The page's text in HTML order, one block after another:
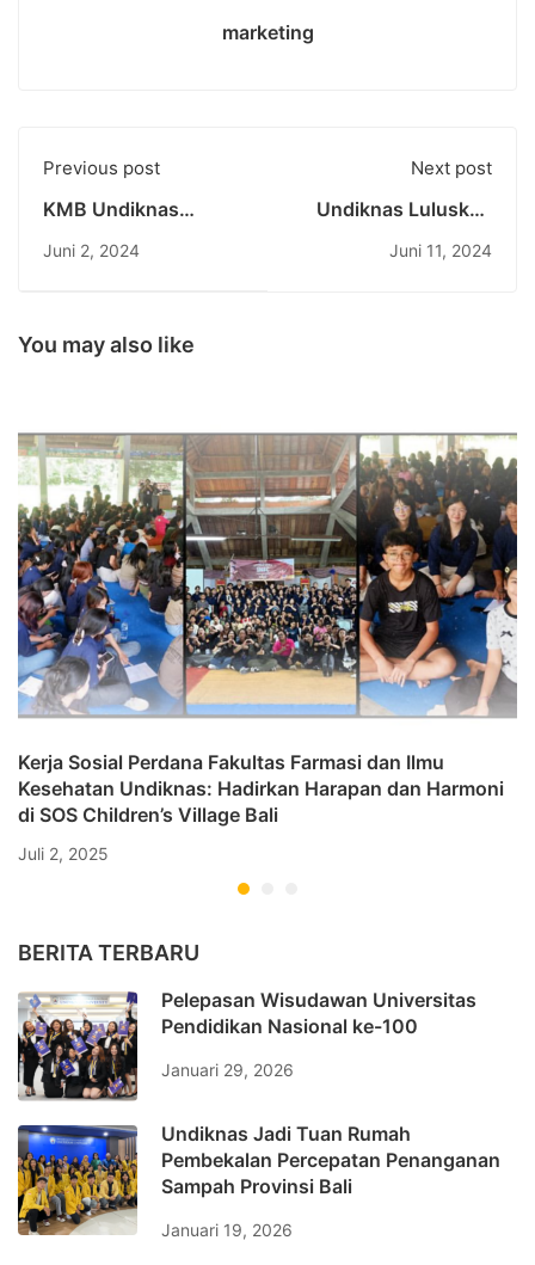
marketing
Previous post
KMB Undiknas
dengan Semangat
Juni 2, 2024
Next post
Undiknas Luluskan
Mencetak Generasi
Juni 11, 2024
You may also like
Kerja Sosial Perdana Fakultas Farmasi dan Ilmu
Kesehatan Undiknas: Hadirkan Harapan dan Harmoni
di SOS Children’s Village Bali
Juli 2, 2025
BERITA TERBARU
Pelepasan Wisudawan Universitas
Pendidikan Nasional ke-100
Januari 29, 2026
Undiknas Jadi Tuan Rumah
Pembekalan Percepatan Penanganan
Sampah Provinsi Bali
Januari 19, 2026